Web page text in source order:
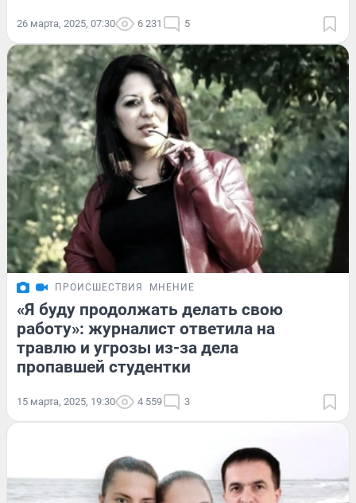
26 марта, 2025, 07:30 6 231 5
ПРОИСШЕСТВИЯ МНЕНИЕ
«Я буду продолжать делать свою
работу»: журналист ответила на
травлю и угрозы из-за дела
пропавшей студентки
15 марта, 2025, 19:30 4 559 3